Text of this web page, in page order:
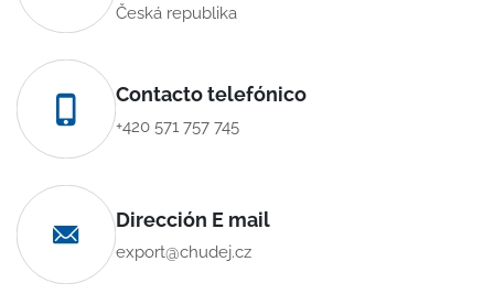
Česká republika
Contacto telefónico
+420 571 757 745
Dirección E mail
export@chudej.cz